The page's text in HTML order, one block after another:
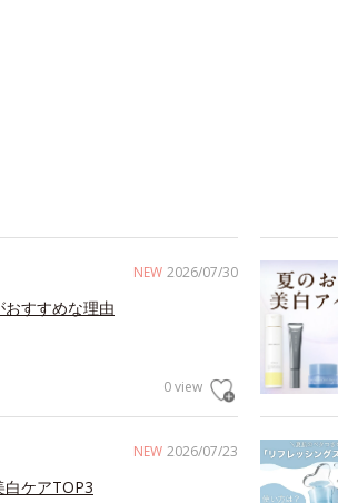
NEW 2026/07/30
すすめな理由
0 view
NEW 2026/07/23
ケアTOP3